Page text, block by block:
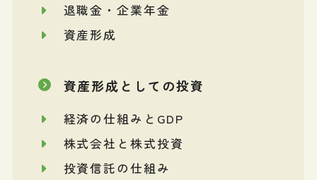
退職金・企業年金
資産形成
資産形成としての投資
経済の仕組みとGDP
株式会社と株式投資
投資信託の仕組み